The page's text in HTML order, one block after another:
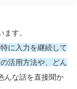
す。
に入力を継続して
活用方法や、どん
んな話を直接聞か